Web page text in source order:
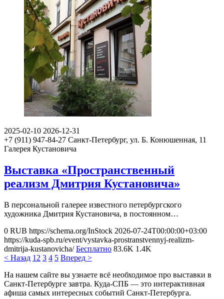
2025-02-10 2026-12-31
+7 (911) 947-84-27 Санкт-Петербург, ул. Б. Конюшенная, 11
Галерея Кустановича
Выставка «Пространственный
реализм Дмитрия Кустановича»
В персональной галерее известного петербургского
художника Дмитрия Кустановича, в постоянном…
0 RUB https://schema.org/InStock 2026-07-24T00:00:00+03:00
https://kuda-spb.ru/event/vystavka-prostranstvennyj-realizm-
dmitrija-kustanovicha/ Бесплатно 83.6K 1.4K
< Назад 1 2 3 4 5 Вперед >
На нашем сайте вы узнаете всё необходимое про выставки в
Санкт-Петербурге завтра. Куда-СПБ — это интерактивная
афиша самых интересных событий Санкт-Петербурга.